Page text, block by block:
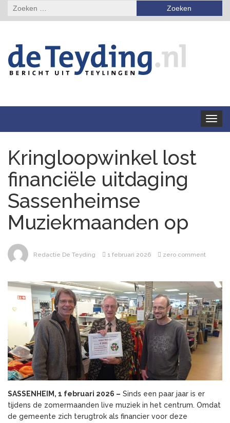
Zoeken
Toggle
Kringloopwinkel lost
financiële uitdaging
Sassenheimse
Muziekmaanden op
Redactie De Teyding 1 februari 2026 zero comment
SASSENHEIM, 1 februari 2026 – Sinds een paar jaar is er
tijdens de zomermaanden live muziek in het centrum. Omdat
de gemeente zich terugtrok als financier voor deze